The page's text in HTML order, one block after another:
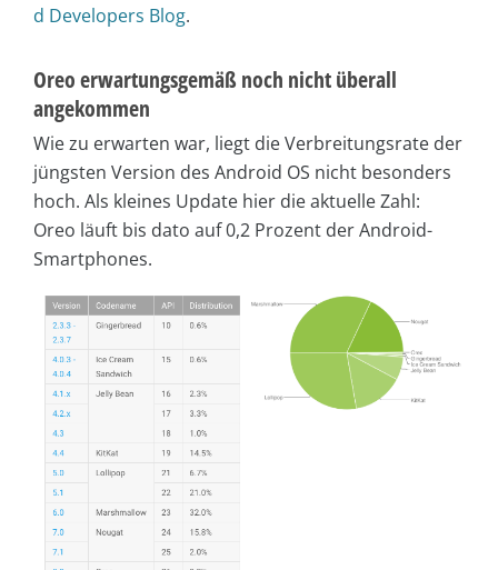
d Developers Blog.
Oreo erwartungsgemäß noch nicht überall
angekommen
Wie zu erwarten war, liegt die Verbreitungsrate der
jüngsten Version des Android OS nicht besonders
hoch. Als kleines Update hier die aktuelle Zahl:
Oreo läuft bis dato auf 0,2 Prozent der Android-
Smartphones.